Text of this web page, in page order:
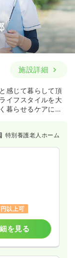
施設詳細
感じて暮らして頂
イフスタイルを大
暮らせるケアに従
特別養護老人ホーム
以上可
を見る